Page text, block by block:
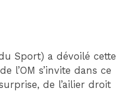
Sport) a dévoilé cette
l’OM s’invite dans ce
de l’ailier droit